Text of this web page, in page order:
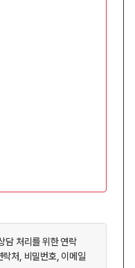
담 처리를 위한 연락
처, 비밀번호, 이메일